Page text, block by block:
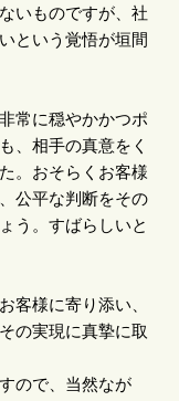
いものですが、社
という覚悟が垣間
常に穏やかかつポ
、相手の真意をく
。おそらくお客様
公平な判断をその
う。すばらしいと
客様に寄り添い、
の実現に真摯に取
ので、当然なが